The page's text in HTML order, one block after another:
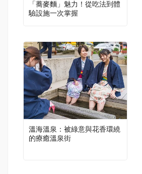
「蕎麥麵」魅力！從吃法到體
驗設施一次掌握
溫海溫泉：被綠意與花香環繞
的療癒溫泉街